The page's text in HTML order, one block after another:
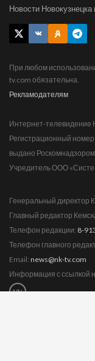
Новости Новокузнецка
При любом
tv.com обязательна.
Рекламодателям
Интернет-телевидение
Регистрационный
выдано Роскомнадзором
Учредитель ООО
Генеральный директор
Главный редактор
Телефон редакции: 8-
Телефон главного
Email: news@nk-tv.com
Информация с ссылкой
18+